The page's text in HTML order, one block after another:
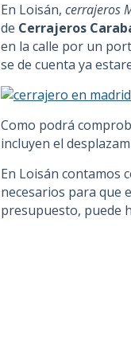
En Loisán, cerrajeros
de Cerrajeros
en la calle por un
se de cuenta ya
Como podrá
incluyen el
En Loisán contamos
necesarios para que
presupuesto, puede